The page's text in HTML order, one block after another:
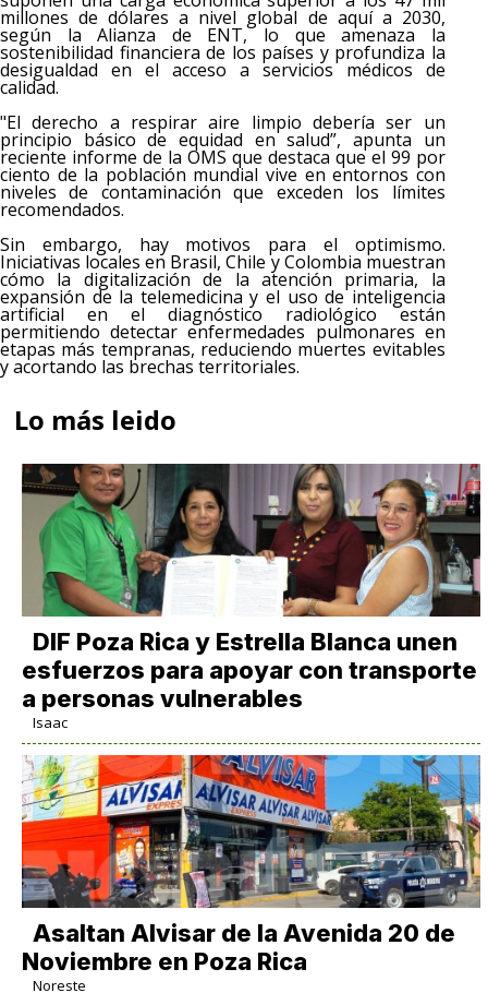
millones de dólares a nivel global de aquí a 2030,
según la Alianza de ENT, lo que amenaza la
sostenibilidad financiera de los países y profundiza la
desigualdad en el acceso a servicios médicos de
calidad.
"El derecho a respirar aire limpio debería ser un
principio básico de equidad en salud”, apunta un
reciente informe de la OMS que destaca que el 99 por
ciento de la población mundial vive en entornos con
niveles de contaminación que exceden los límites
recomendados.
Sin embargo, hay motivos para el optimismo.
Iniciativas locales en Brasil, Chile y Colombia muestran
cómo la digitalización de la atención primaria, la
expansión de la telemedicina y el uso de inteligencia
artificial en el diagnóstico radiológico están
permitiendo detectar enfermedades pulmonares en
etapas más tempranas, reduciendo muertes evitables
y acortando las brechas territoriales.
Lo más leido
DIF Poza Rica y Estrella Blanca unen
esfuerzos para apoyar con transporte
a personas vulnerables
Isaac
Asaltan Alvisar de la Avenida 20 de
Noviembre en Poza Rica
Noreste